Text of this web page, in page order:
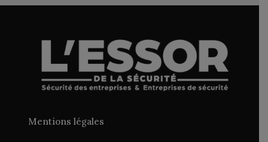
Mentions légales